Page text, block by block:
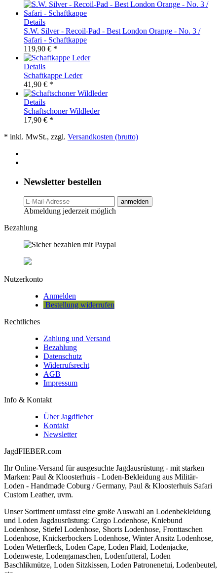
Details
S.W. Silver - Recoil-Pad - Best London Orange - No. 3 /
Safari - Schaftkappe
119,90 € *
Details
Schaftkappe Leder
41,90 € *
Details
Schaftschoner Wildleder
17,90 € *
* inkl. MwSt., zzgl. Versandkosten (brutto)
Newsletter bestellen
anmelden
Abmeldung jederzeit möglich
Bezahlung
Nutzerkonto
Anmelden
Bestellung widerrufen
Rechtliches
Zahlung und Versand
Bezahlung
Datenschutz
Widerrufsrecht
AGB
Impressum
Info & Kontakt
Über Jagdfieber
Kontakt
Newsletter
JagdFIEBER.com
Ihr Online-Versand für ausgesuchte Jagdausrüstung - mit starken
Marken: Paul & Kloosterhuis - Loden-Bekleidung aus Militär-
Loden - Handmade Coburg / Germany, Paul & Kloosterhuis Safari
Custom Leather, uvm.
Unser Sortiment umfasst eine große Auswahl an Lodenbekleidung
und Loden Jagdausrüstung: Cargo Lodenhose, Kniebund
Lodenhose, Stiefel Lodenhose, Shorts Lodenhose, Fronttaschen
Lodenhose, Knickerbockers Lodenhose, Winter Ansitz Lodenhose,
Loden Wetterfleck, Loden Cape, Loden Plaid, Lodenjacke,
Lodenweste, Lodengamaschen, Lodenfutteral, Loden
Baschlikmütze, Loden Sitzkissen, Loden Patronenetui, Lodenbeutel,